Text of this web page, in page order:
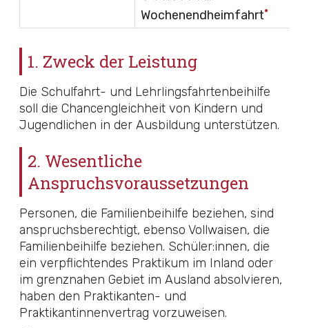
Wochenendheimfahrt*
1. Zweck der Leistung
Die Schulfahrt- und Lehrlingsfahrtenbeihilfe
soll die Chancengleichheit von Kindern und
Jugendlichen in der Ausbildung unterstützen.
2. Wesentliche
Anspruchsvoraussetzungen
Personen, die Familienbeihilfe beziehen, sind
anspruchsberechtigt, ebenso Vollwaisen, die
Familienbeihilfe beziehen. Schüler:innen, die
ein verpflichtendes Praktikum im Inland oder
im grenznahen Gebiet im Ausland absolvieren,
haben den Praktikanten- und
Praktikantinnenvertrag vorzuweisen.